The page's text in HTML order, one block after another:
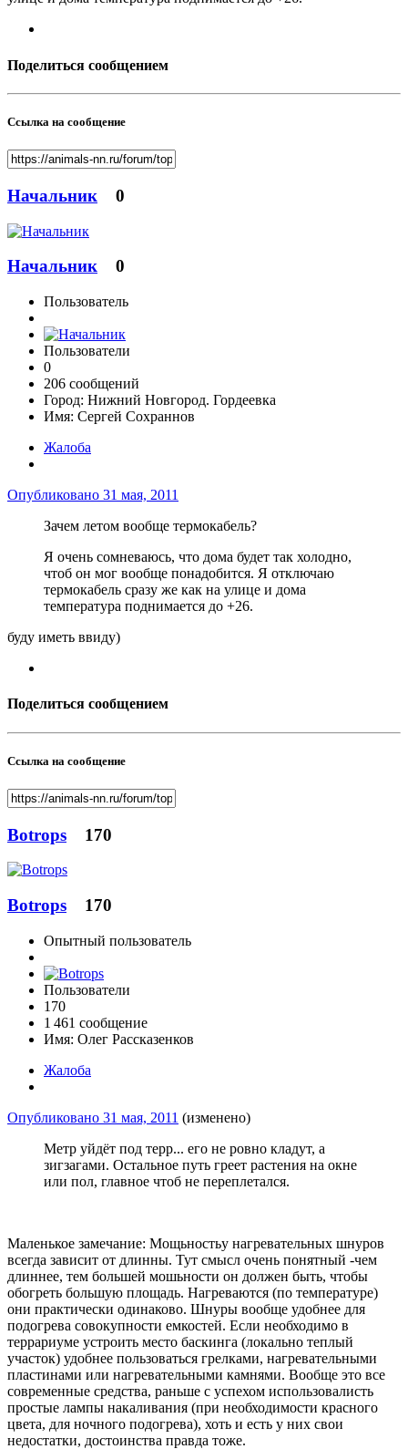
Поделиться сообщением
Ссылка на сообщение
Начальник 0
Начальник 0
Пользователь
Пользователи
0
206 сообщений
Город: Нижний Новгород. Гордеевка
Имя: Сергей Сохраннов
Жалоба
Опубликовано 31 мая, 2011
Зачем летом вообще термокабель?
Я очень сомневаюсь, что дома будет так холодно,
чтоб он мог вообще понадобится. Я отключаю
термокабель сразу же как на улице и дома
температура поднимается до +26.
буду иметь ввиду)
Поделиться сообщением
Ссылка на сообщение
Botrops 170
Botrops 170
Опытный пользователь
Пользователи
170
1 461 сообщение
Имя: Олег Рассказенков
Жалоба
Опубликовано 31 мая, 2011 (изменено)
Метр уйдёт под терр... его не ровно кладут, а
зигзагами. Остальное путь греет растения на окне
или пол, главное чтоб не переплетался.
Маленькое замечание: Мощьностьу нагревательных шнуров
всегда зависит от длинны. Тут смысл очень понятный -чем
длиннее, тем большей мошьности он должен быть, чтобы
обогреть большую площадь. Нагреваются (по температуре)
они практически одинаково. Шнуры вообще удобнее для
подогрева совокупности емкостей. Если необходимо в
террариуме устроить место баскинга (локально теплый
участок) удобнее пользоваться грелками, нагревательными
пластинами или нагревательными камнями. Вообще это все
современные средства, раньше с успехом использовалисть
простые лампы накаливания (при необходимости красного
цвета, для ночного подогрева), хоть и есть у них свои
недостатки, достоинства правда тоже.